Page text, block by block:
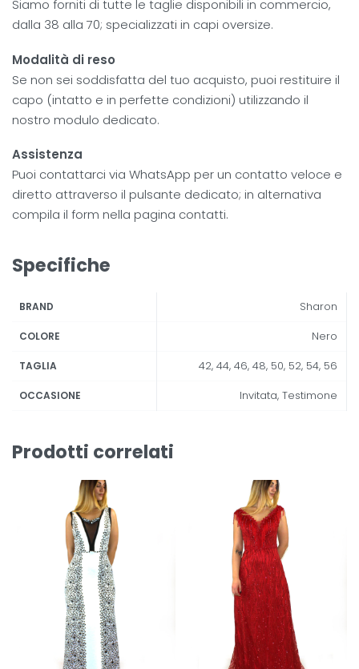
Siamo forniti di tutte le taglie disponibili in commercio,
dalla 38 alla 70; specializzati in capi oversize.
Modalità di reso
Se non sei soddisfatta del tuo acquisto, puoi restituire il
capo (intatto e in perfette condizioni) utilizzando il
nostro modulo dedicato.
Assistenza
Puoi contattarci via WhatsApp per un contatto veloce e
diretto attraverso il pulsante dedicato; in alternativa
compila il form nella pagina contatti.
Specifiche
BRAND Sharon
COLORE Nero
TAGLIA 42, 44, 46, 48, 50, 52, 54, 56
OCCASIONE Invitata, Testimone
Prodotti correlati